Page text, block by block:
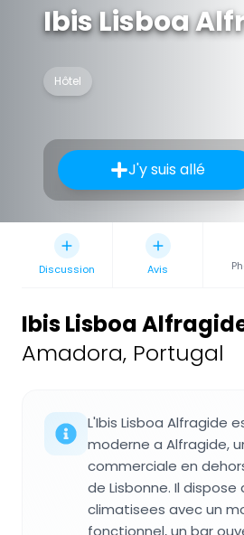
Ibis Lisboa
Hôtel
J'y suis allé
Discussion Avis
Ibis Lisboa
Amadora, Portugal
L'Ibis Lisboa Alfragide
moderne a Alfragide,
commerciale en
de Lisbonne. Il dispose
climatisees avec un